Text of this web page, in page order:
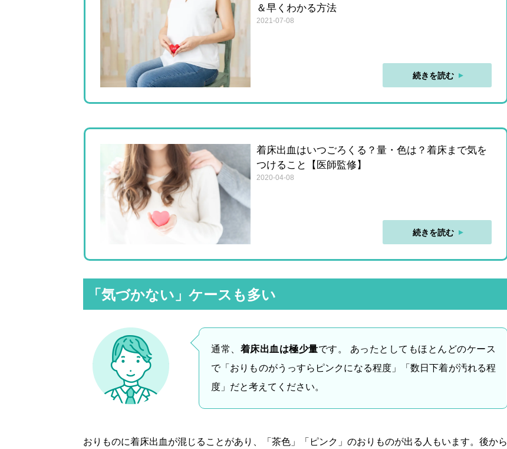
＆早くわかる方法
2021-07-08
続きを読む
着床出血はいつごろくる？量・色は？着床まで気を
つけること【医師監修】
2020-04-08
続きを読む
「気づかない」ケースも多い
通常、 着床出血は極少量です。 あったとしてもほとんどのケース
で「おりものがうっすらピンクになる程度」「数日下着が汚れる程
度」だと考えてください。
おりものに着床出血が混じることがあり、「茶色」「ピンク」のおりものが出る人もいます。後から